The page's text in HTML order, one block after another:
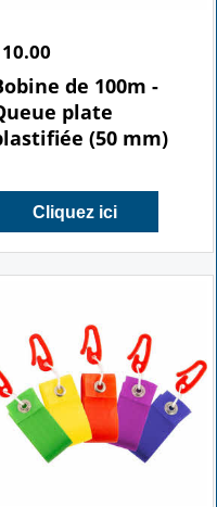
10.00
de 100m -
plate
(50 mm)
Cliquez ici